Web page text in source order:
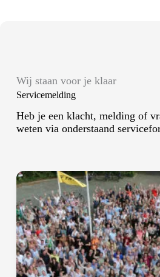
Wij staan voor je klaar
Servicemelding
Heb je een klacht, melding of
weten via onderstaand